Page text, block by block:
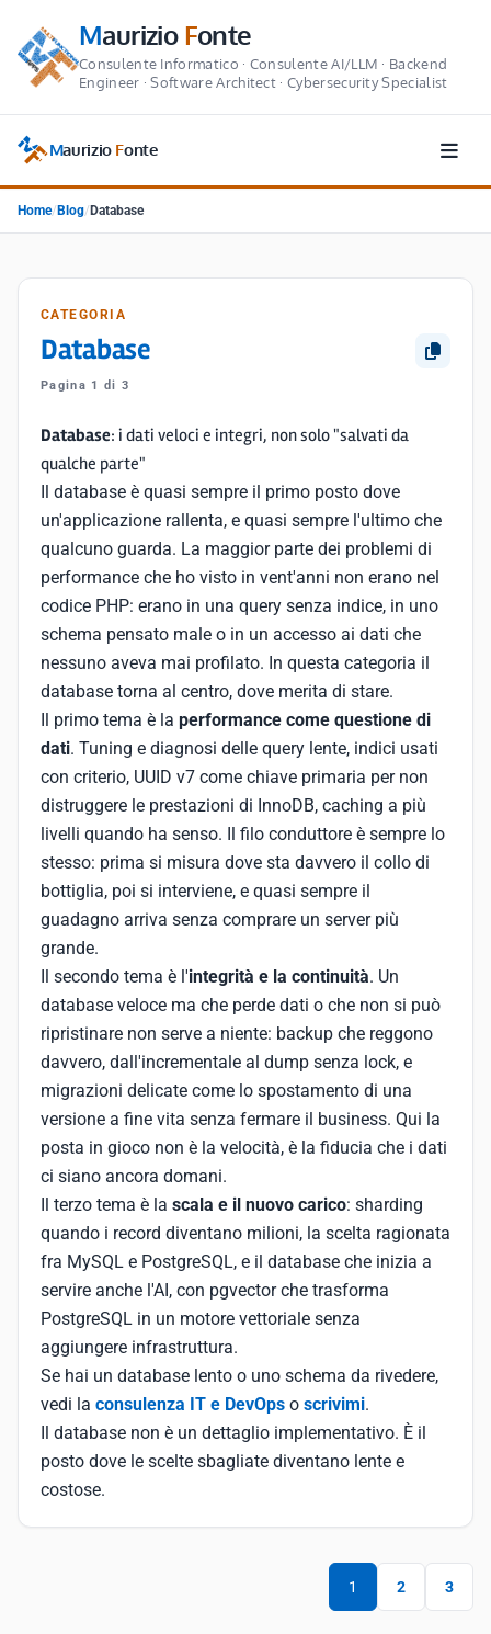
MaurizioFonte
Consulente Informatico · Consulente AI/LLM · Backend
Engineer · Software Architect · Cybersecurity Specialist
Maurizio Fonte
Home/ Blog/ Database
CATEGORIA
Database
Pagina 1 di 3
Database: i dati veloci e integri, non solo "salvati da
qualche parte"
Il database è quasi sempre il primo posto dove
un'applicazione rallenta, e quasi sempre l'ultimo che
qualcuno guarda. La maggior parte dei problemi di
performance che ho visto in vent'anni non erano nel
codice PHP: erano in una query senza indice, in uno
schema pensato male o in un accesso ai dati che
nessuno aveva mai profilato. In questa categoria il
database torna al centro, dove merita di stare.
Il primo tema è la performance come questione di
dati. Tuning e diagnosi delle query lente, indici usati
con criterio, UUID v7 come chiave primaria per non
distruggere le prestazioni di InnoDB, caching a più
livelli quando ha senso. Il filo conduttore è sempre lo
stesso: prima si misura dove sta davvero il collo di
bottiglia, poi si interviene, e quasi sempre il
guadagno arriva senza comprare un server più
grande.
Il secondo tema è l'integrità e la continuità. Un
database veloce ma che perde dati o che non si può
ripristinare non serve a niente: backup che reggono
davvero, dall'incrementale al dump senza lock, e
migrazioni delicate come lo spostamento di una
versione a fine vita senza fermare il business. Qui la
posta in gioco non è la velocità, è la fiducia che i dati
ci siano ancora domani.
Il terzo tema è la scala e il nuovo carico: sharding
quando i record diventano milioni, la scelta ragionata
fra MySQL e PostgreSQL, e il database che inizia a
servire anche l'AI, con pgvector che trasforma
PostgreSQL in un motore vettoriale senza
aggiungere infrastruttura.
Se hai un database lento o uno schema da rivedere,
vedi la consulenza IT e DevOps o scrivimi.
Il database non è un dettaglio implementativo. È il
posto dove le scelte sbagliate diventano lente e
costose.
1 2 3